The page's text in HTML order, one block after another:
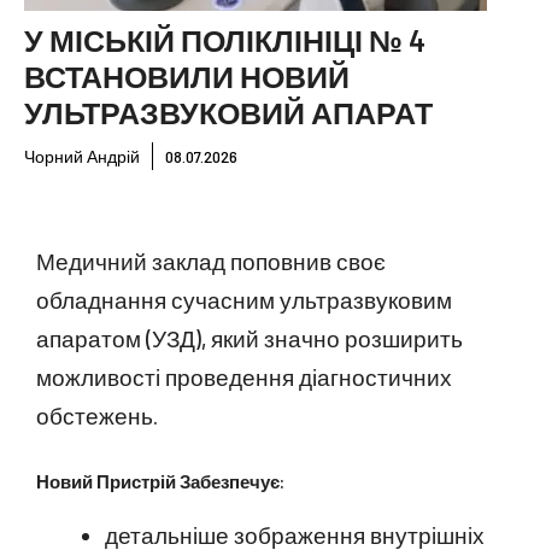
У МІСЬКІЙ ПОЛІКЛІНІЦІ № 4
ВСТАНОВИЛИ НОВИЙ
УЛЬТРАЗВУКОВИЙ АПАРАТ
Чорний Андрій 08.07.2026
Медичний заклад поповнив своє
обладнання сучасним ультразвуковим
апаратом (УЗД), який значно розширить
можливості проведення діагностичних
обстежень.
Новий Пристрій Забезпечує:
детальніше зображення внутрішніх